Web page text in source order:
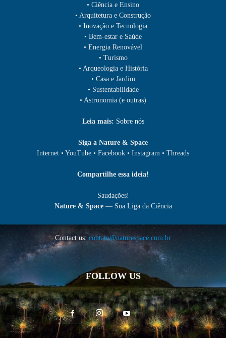
• Ciência e Ensino
• Arquitetura e Construção
• Inovação e Tecnologia
• Bem-estar e Saúde
• Energia Renovável
• Turismo
• Arqueologia e História
• Casa e Jardim
• Sustentabilidade
• Astronomia (e outras)
Leia mais: Sobre nós
Siga a Nature & Space
Internet • YouTube • Facebook • Instagram • Threads
Compartilhe essa ideia!
Saudações!
Nature & Space— Sua Liga da Ciência
Contact us: contato@naturespace.com.br
FOLLOW US